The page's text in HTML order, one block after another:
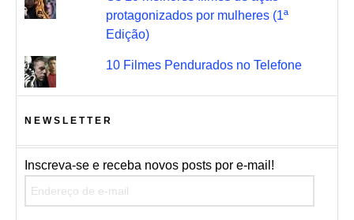
protagonizados por mulheres (1ª
Edição)
10 Filmes Pendurados no Telefone
NEWSLETTER
Inscreva-se e receba novos posts por e-mail!